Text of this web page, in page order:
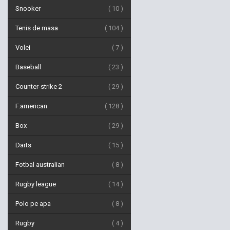
Snooker 10
Tenis de masa 104
Volei 7
Baseball 23
Counter-strike 2 29
F.american 128
Box 29
Darts 15
Fotbal australian 8
Rugby league 14
Polo pe apa 8
Rugby 4